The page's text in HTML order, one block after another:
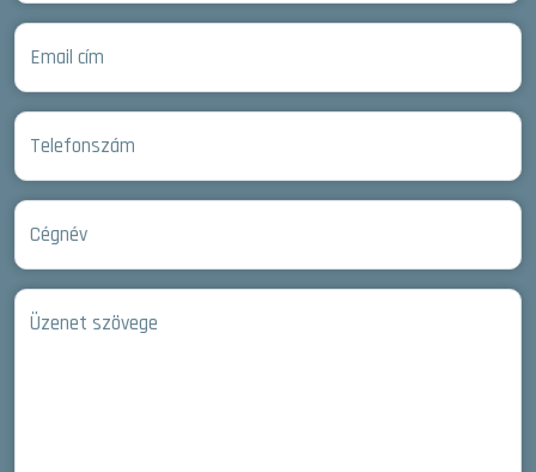
Email cím
Telefonszám
Cégnév
Üzenet szövege